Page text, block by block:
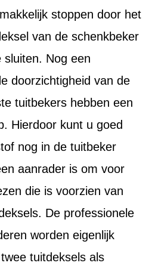
stoppen door het
van de schenkbeker
Nog een
doorzichtigheid van de
tuitbekers hebben een
Hierdoor kunt u goed
nog in de tuitbeker
aanrader is om voor
die is voorzien van
De professionele
worden eigenlijk
tuitdeksels als